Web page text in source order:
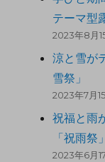
テーマ型
2023年8月
涼と雪が
雪祭」
2023年7月
祝福と雨
「祝雨祭」
2023年6月